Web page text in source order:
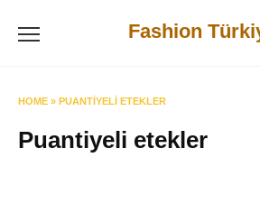
Fashion
HOME » PUANTIYELI ETEKLER
Puantiyeli etekler